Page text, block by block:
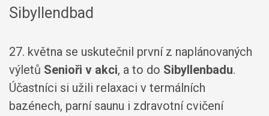
Sibyllendbad
27. května se uskutečnil první z naplánovaných
výletů Senioři v akci, a to do Sibyllenbadu.
Účastníci si užili relaxaci v termálních
bazénech, parní saunu i zdravotní cvičení